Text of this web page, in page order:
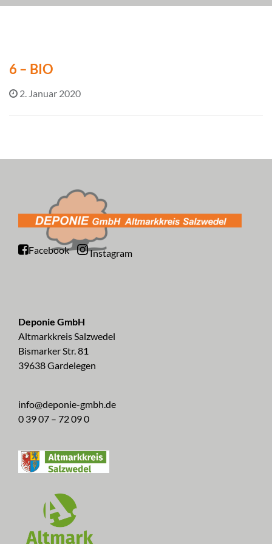
6 – BIO
2. Januar 2020
Facebook Instagram
Deponie GmbH
Altmarkkreis Salzwedel
Bismarker Str. 81
39638 Gardelegen
info@deponie-gmbh.de
0 39 07 – 72 09 0